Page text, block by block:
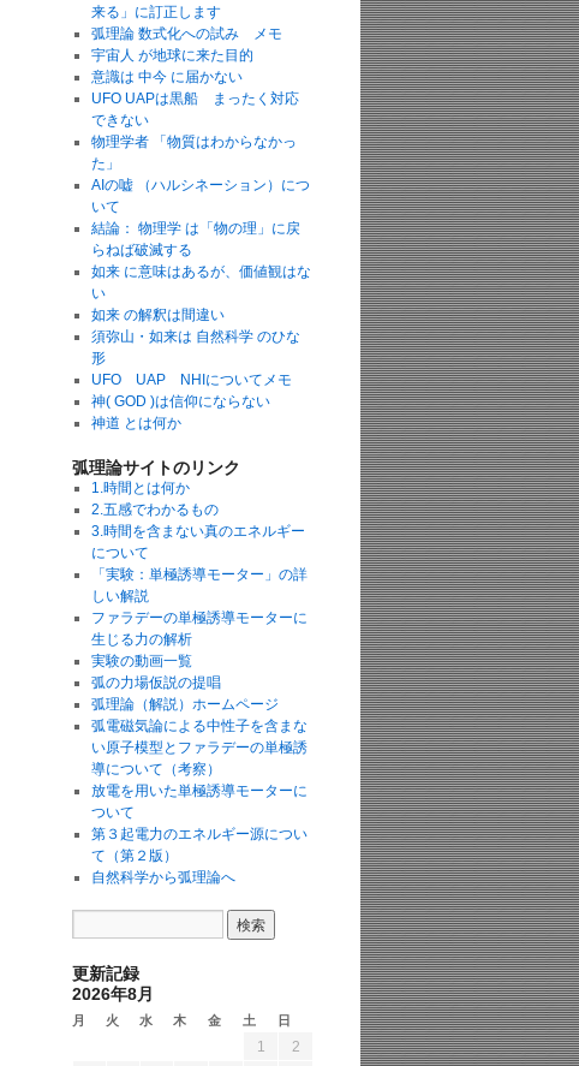
来る」に訂正します
弧理論 数式化への試み メモ
宇宙人 が地球に来た目的
意識は 中今 に届かない
UFO UAPは黒船 まったく対応
できない
物理学者 「物質はわからなかっ
た」
AIの嘘 （ハルシネーション）につ
いて
結論： 物理学 は「物の理」に戻
らねば破滅する
如来 に意味はあるが、価値観はな
い
如来 の解釈は間違い
須弥山・如来は 自然科学 のひな
形
UFO UAP NHIについてメモ
神( GOD )は信仰にならない
神道 とは何か
弧理論サイトのリンク
1.時間とは何か
2.五感でわかるもの
3.時間を含まない真のエネルギー
について
「実験：単極誘導モーター」の詳
しい解説
ファラデーの単極誘導モーターに
生じる力の解析
実験の動画一覧
弧の力場仮説の提唱
弧理論（解説）ホームページ
弧電磁気論による中性子を含まな
い原子模型とファラデーの単極誘
導について（考察）
放電を用いた単極誘導モーターに
ついて
第３起電力のエネルギー源につい
て（第２版）
自然科学から弧理論へ
更新記録
2026年8月
月 火 水 木 金 土 日
1
2